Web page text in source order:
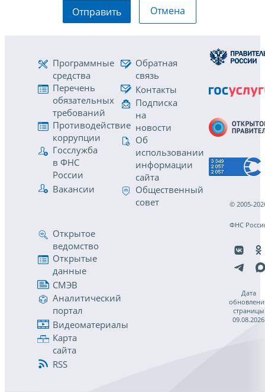
Отправить Отмена
Программные
средства
Перечень
обязательных
требований
Противодействие
коррупции
Госслужба
в ФНС
России
Вакансии
Обратная
связь
Контакты
Подписка
на
новости
Об
использовании
информации
сайта
Общественный
совет
Открытое
ведомство
Открытые
данные
СМЭВ
Аналитический
портал
Видеоматериалы
Карта
сайта
RSS
© 2005-
ФНС
Дата
страницы
09.08.2026